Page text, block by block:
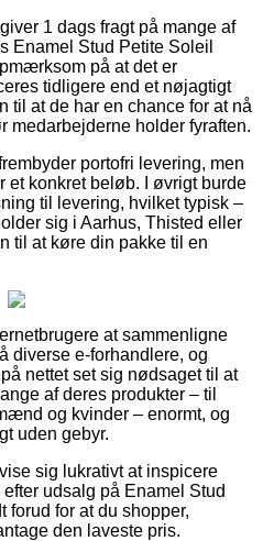
1 dags fragt på mange af
Enamel Stud Petite Soleil
på at det er
tidligere end et nøjagtigt
til at de har en chance for at nå
medarbejderne holder fyraften.
portofri levering, men
et konkret beløb. I øvrigt burde
til levering, hvilket typisk –
sig i Aarhus, Thisted eller
til at køre din pakke til en
at sammenligne
diverse e-forhandlere, og
nettet set sig nødsaget til at
af deres produkter – til
og kvinder – enormt, og
uden gebyr.
sig lukrativt at inspicere
udsalg på Enamel Stud
for at du shopper,
den laveste pris.